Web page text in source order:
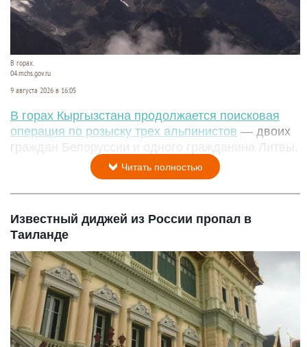
В горах.
04.mchs.gov.ru
9 августа 2026 в 16:05
В горах Кыргызстана продолжается поисковая
операция по розыску трех альпинистов — двоих
граждан Белоруссии и одного гражданина Литвы.
Читать полностью
Известный диджей из России пропал в
Таиланде